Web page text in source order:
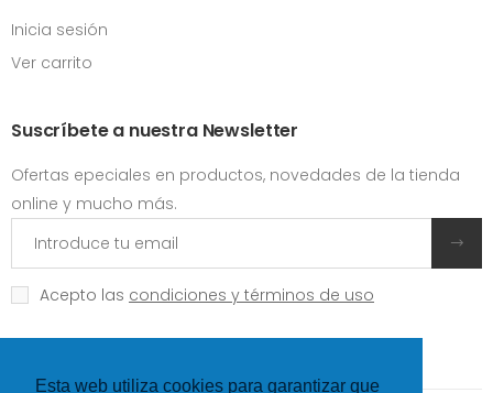
Esta web utiliza cookies para garantizar que
Inicia sesión
Ver carrito
Suscríbete a nuestra Newsletter
Ofertas epeciales en productos, novedades de la tienda
online y mucho más.
Acepto las condiciones y términos de uso